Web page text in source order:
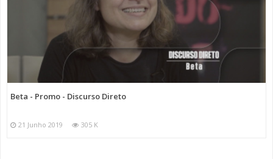
Beta - Promo - Discurso Direto
21 Junho 2019 305 K